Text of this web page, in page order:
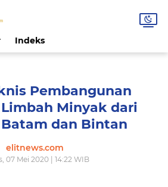
Indeks
Pembangunan
Minyak dari
dan Bintan
elitnews.com
07 Mei 2020 | 14:22 WIB